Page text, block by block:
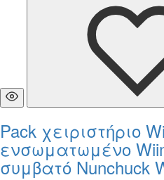
Pack χειριστήριο
ενσωματωμένο
συμβατό Nunchuck